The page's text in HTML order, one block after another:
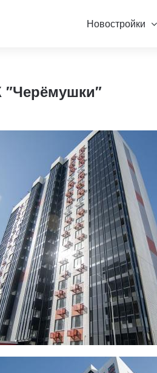
Новостройки
"Черёмушки"